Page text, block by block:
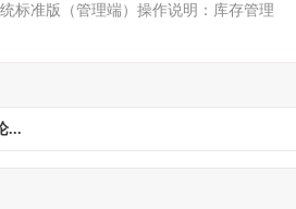
标准版（管理端）操作说明：库存管理
...